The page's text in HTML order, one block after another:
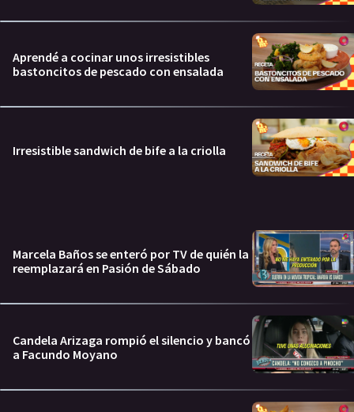
Aprendé a cocinar unos irresistibles
bastoncitos de pescado con ensalada
Irresistible sandwich de bife a la criolla
Marcela Baños se enteró por TV de quién la
reemplazará en Pasión de Sábado
Candela Arizaga rompió el silencio y bancó
a Facundo Moyano